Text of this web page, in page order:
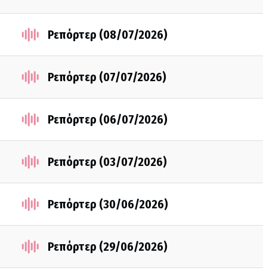
Ρεπόρτερ (08/07/2026)
Ρεπόρτερ (07/07/2026)
Ρεπόρτερ (06/07/2026)
Ρεπόρτερ (03/07/2026)
Ρεπόρτερ (30/06/2026)
Ρεπόρτερ (29/06/2026)